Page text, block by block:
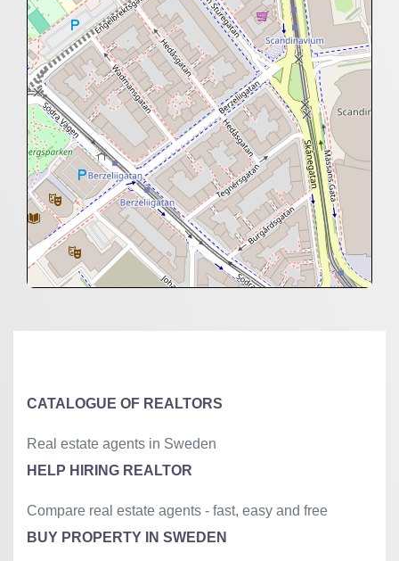
CATALOGUE OF REALTORS
Real estate agents in Sweden
HELP HIRING REALTOR
Compare real estate agents - fast, easy and free
BUY PROPERTY IN SWEDEN